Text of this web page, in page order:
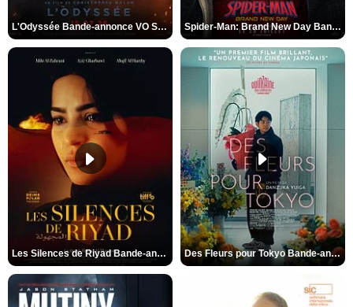
L'Odyssée Bande-annonce VO STFR Spider-Man: Brand New Day Bande-annonce VO STFR
Les Silences de Riyad Bande-annonce VO STFR Des Fleurs pour Tokyo Bande-annonce VO STFR